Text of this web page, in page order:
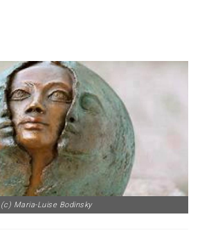
Maria-Luise Bodinsky